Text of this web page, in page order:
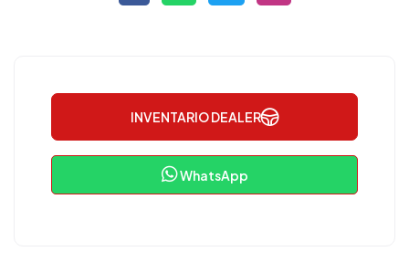
INVENTARIO DEALER
WhatsApp